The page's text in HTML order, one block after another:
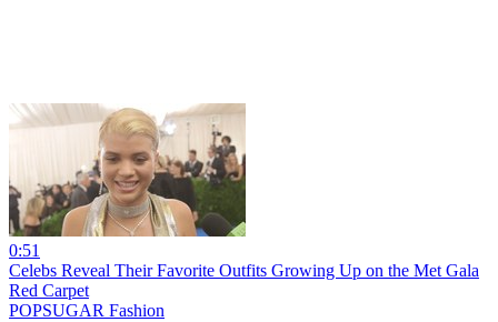
0:51
Celebs Reveal Their Favorite Outfits Growing Up on the Met Gala
Red Carpet
POPSUGAR Fashion